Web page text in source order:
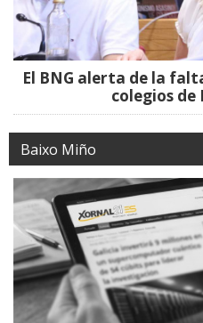
El BNG alerta de la
colegios de
Baixo Miño